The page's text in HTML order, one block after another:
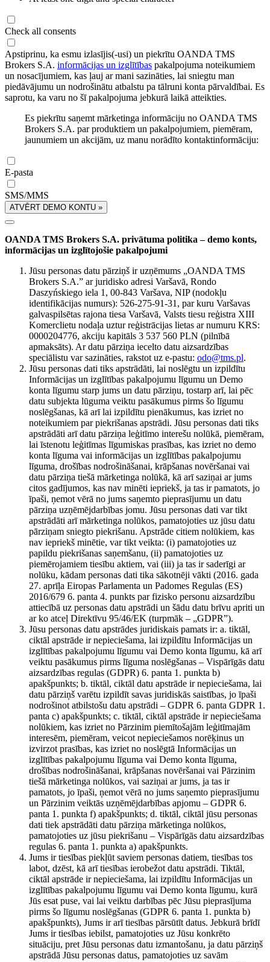
Check all consents
Apstiprinu, ka esmu izlasījis(-usi) un piekrītu OANDA TMS
Brokers S.A. informācijas un izglītības pakalpojuma noteikumiem
un nosacījumiem, kas ļauj ar mani sazināties, lai sniegtu man
piedāvājumu un nodrošinātu atbalstu pa tālruni konta pārvaldībai. Es
saprotu, ka varu no šī pakalpojuma jebkurā laikā atteikties.
Es piekrītu saņemt mārketinga informāciju no OANDA TMS
Brokers S.A. par produktiem un pakalpojumiem, piemēram,
jaunumiem un akcijām, uz manu norādīto kontaktinformāciju:
E-pasta
SMS/MMS
ATVĒRT DEMO KONTU »
OANDA TMS Brokers S.A. privātuma politika – demo konts,
informācijas un izglītojošie pakalpojumi
Jūsu personas datu pārziņš ir uzņēmums „OANDA TMS
Brokers S.A.” ar juridisko adresi Varšavā, Rondo
Daszyńskiego iela 1, 00-843 Varšava, NIP (nodokļu
identifikācijas numurs): 526-275-91-31, par kuru Varšavas
galvaspilsētas rajona tiesa Varšavā, Valsts tiesu reģistra XIII
Komerclietu nodaļa uztur reģistrācijas lietas ar numuru KRS:
0000204776, akciju kapitāls 3 537 560 PLN (pilnībā
apmaksāts). Ar datu pārziņa iecelto datu aizsardzības
speciālistu var sazināties, rakstot uz e-pastu: odo@tms.pl.
Jūsu personas dati tiks apstrādāti, lai noslēgtu un izpildītu
Informācijas un izglītības pakalpojumu līgumu un Demo
konta līgumu starp jums un datu pārziņu, tostarp arī, lai pēc
datu subjekta lūguma veiktu pasākumus pirms šo līgumu
noslēgšanas, kā arī lai izpildītu pienākumus, kas izriet no
noteikumiem par piekrišanas apstrādi. Jūsu personas dati tiks
apstrādāti arī datu pārziņa leģitīmo interešu nolūkā, piemēram,
lai īstenotu leģitīmas līgumiskas prasības, kas izriet no demo
konta līguma vai informācijas un izglītības pakalpojumu
līguma, drošības nodrošināšanai, krāpšanas novēršanai vai
datu pārziņa tiešā mārketinga nolūkā, kā arī saziņai ar jums
citos gadījumos, kas nav minēti iepriekš, ja tas ir pamatots, jo
īpaši, ņemot vērā no jums saņemto pieprasījumu un datu
pārziņa uzņēmējdarbības jomu. Jūsu personas dati var tikt
apstrādāti arī mārketinga nolūkos, pamatojoties uz jūsu datu
pārziņam sniegto piekrišanu. Apstrāde citiem nolūkiem, kas
nav iepriekš minētie, var tikt veikta: (i) pamatojoties uz
papildu piekrišanas saņemšanu, (ii) pamatojoties uz
piemērojamiem tiesību aktiem, vai (iii) ja tas ir saderīgi ar
nolūku, kādam personas dati tika sākotnēji vākti (2016. gada
27. aprīļa Eiropas Parlamenta un Padomes Regulas (ES)
2016/679 6. panta 4. punkts par fizisko personu aizsardzību
attiecībā uz personas datu apstrādi un šādu datu brīvu apriti un
ar ko atceļ Direktīvu 95/46/EK (turpmāk – „GDPR”).
Jūsu personas datu apstrādes juridiskais pamats ir: a. tiktāl,
ciktāl apstrāde ir nepieciešama, lai izpildītu Informācijas un
izglītības pakalpojumu līgumu vai Demo konta līgumu, kā arī
veiktu pasākumus pirms līguma noslēgšanas – Vispārīgās datu
aizsardzības regulas (GDPR) 6. panta 1. punkta b)
apakšpunkts; b. tiktāl, ciktāl datu apstrāde ir nepieciešama, lai
datu pārziņš varētu izpildīt savas juridiskās saistības, jo īpaši
nodrošinot atbilstošu datu apstrādi – GDPR 6. panta GDPR 1.
panta c) apakšpunkts; c. tiktāl, ciktāl apstrāde ir nepieciešama
nolūkiem, kas izriet no Pārzinim piemītošajām leģitīmajām
interesēm, piemēram, veicot nepieciešamos norēķinus un
izvirzot prasības, kas izriet no noslēgtā Informācijas un
izglītības pakalpojumu līguma vai Demo konta līguma,
drošības nodrošināšanai, krāpšanas novēršanai vai Pārzinim
tiešā mārketinga nolūkos, vai saziņai ar jums, ja tas ir
pamatots, jo īpaši, ņemot vērā no jums saņemto pieprasījumu
un Pārzinim veiktās uzņēmējdarbības apjomu – GDPR 6.
panta 1. punkta f) apakšpunkts; d. tiktāl, ciktāl jūsu personas
dati tiek apstrādāti datu pārziņa mārketinga nolūkos,
pamatojoties uz jūsu piekrišanu – Vispārīgās datu aizsardzības
regulas 6. panta 1. punkta a) apakšpunkts.
Jums ir tiesības piekļūt saviem personas datiem, tiesības tos
labot, dzēst, kā arī tiesības ierobežot datu apstrādi. Tiktāl,
ciktāl apstrāde ir nepieciešama, lai izpildītu Informācijas un
izglītības pakalpojumu līgumu vai Demo konta līgumu, kurā
Jūs esat puse, vai lai veiktu darbības pēc Jūsu pieprasījuma
pirms šo līgumu noslēgšanas (GDPR 6. panta 1. punkta b)
apakšpunkts), Jums ir arī tiesības pārsūtīt datus. Jebkurā brīdī
Jums ir tiesības iebilst, pamatojoties uz Jūsu konkrēto
situāciju, pret Jūsu personas datu izmantošanu, ja datu pārziņš
apstrādā Jūsu personas datus, pamatojoties uz savām